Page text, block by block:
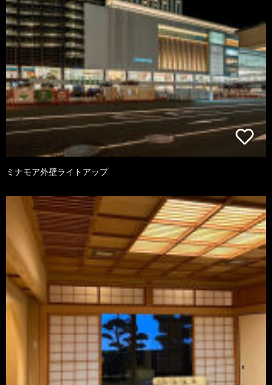
ミナモア外壁ライトアップ